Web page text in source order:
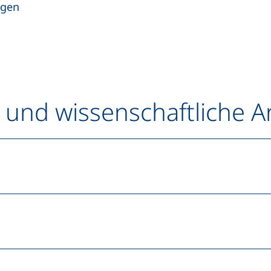
wissenschaftliche